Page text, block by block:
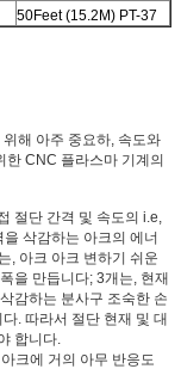
50Feet (15.2M) PT-37
해 아주 중요하, 속도와
한 CNC 플라스마 기계의
절단 간격 및 속도의 i.e,
삭감하는 아크의 에너
, 아크 아크 변하기 쉬운
을 만듭니다; 3개는, 현재
감하는 분사구 조숙한 손
. 따라서 절단 현재 및 대
합니다.
크에 거의 아무 반응도